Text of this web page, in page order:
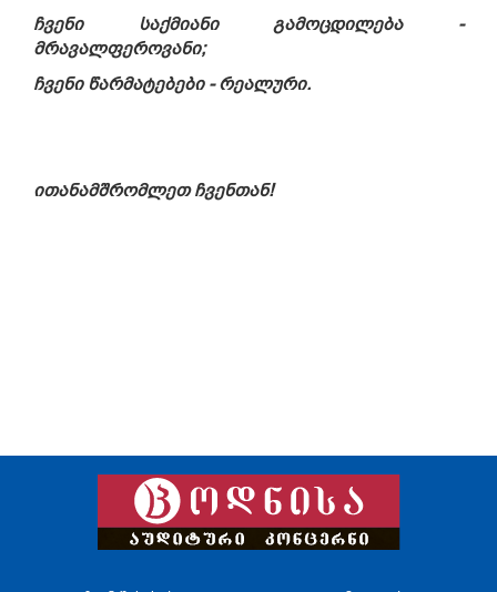
ჩვენი საქმიანი გამოცდილება-
მრავალფეროვანი;
ჩვენი წარმატებები-რეალური.
ითანამშრომლეთ ჩვენთან!